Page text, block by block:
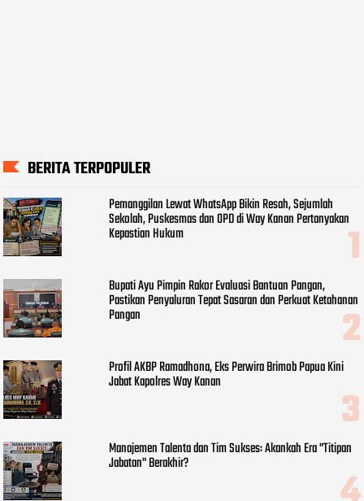
BERITA TERPOPULER
Pemanggilan Lewat WhatsApp Bikin Resah, Sejumlah
Sekolah, Puskesmas dan OPD di Way Kanan Pertanyakan
Kepastian Hukum
Bupati Ayu Pimpin Rakor Evaluasi Bantuan Pangan,
Pastikan Penyaluran Tepat Sasaran dan Perkuat Ketahanan
Pangan
Profil AKBP Ramadhona, Eks Perwira Brimob Papua Kini
Jabat Kapolres Way Kanan
Manajemen Talenta dan Tim Sukses: Akankah Era "Titipan
Jabatan" Berakhir?